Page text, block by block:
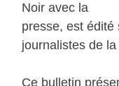
Noir avec la
presse, est édité
journalistes de
Ce bulletin